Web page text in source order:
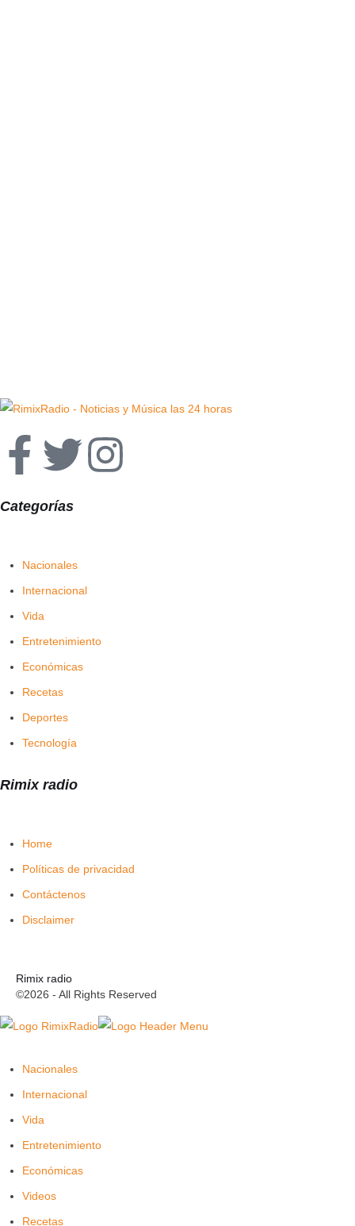
Rimix radio
Home
Políticas de privacidad
Contáctenos
Disclaimer
Categorías
Nacionales
Internacional
Vida
Entretenimiento
Económicas
Recetas
Deportes
Tecnología
Rimix radio
©2026 - All Rights Reserved
Nacionales
Internacional
Vida
Entretenimiento
Económicas
Videos
Recetas